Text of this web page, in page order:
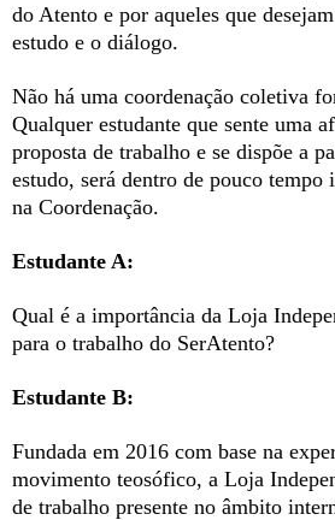
do Atento e por aqueles que
estudo e o diálogo.
Não há uma coordenação coletiva
Qualquer estudante que sente uma
proposta de trabalho e se dispõe a
estudo, será dentro de pouco
na Coordenação.
Estudante A:
Qual é a importância da Loja
para o trabalho do SerAtento?
Estudante B:
Fundada em 2016 com base na
movimento teosófico, a Loja
de trabalho presente no âmbito